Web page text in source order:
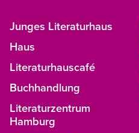
Junges Literaturhaus
Haus
Literaturhauscafé
Buchhandlung
Literaturzentrum
Hamburg